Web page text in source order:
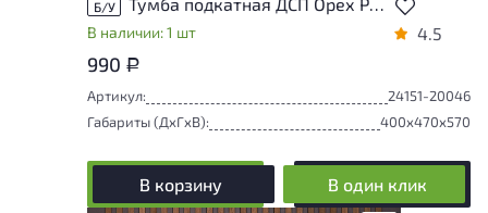
Б/У
В наличии: 1 шт 4.5
990 Р
Артикул:
24151-20046
Габариты (ДxГxВ):
400x470x570
В корзину В один клик